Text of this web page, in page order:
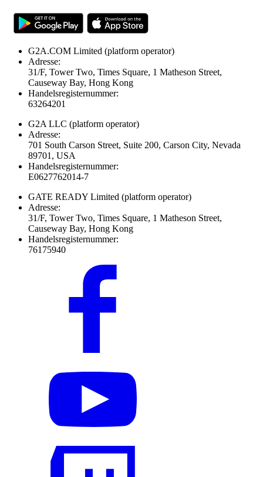
G2A.COM Limited (platform operator)
Adresse:
31/F, Tower Two, Times Square, 1 Matheson Street,
Causeway Bay, Hong Kong
Handelsregisternummer:
63264201
G2A LLC (platform operator)
Adresse:
701 South Carson Street, Suite 200, Carson City, Nevada
89701, USA
Handelsregisternummer:
E0627762014-7
GATE READY Limited (platform operator)
Adresse:
31/F, Tower Two, Times Square, 1 Matheson Street,
Causeway Bay, Hong Kong
Handelsregisternummer:
76175940